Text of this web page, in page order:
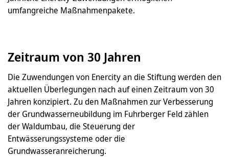
umfangreiche Maßnahmenpakete.
Zeitraum von 30 Jahren
Die Zuwendungen von Enercity an die Stiftung werden den
aktuellen Überlegungen nach auf einen Zeitraum von 30
Jahren konzipiert. Zu den Maßnahmen zur Verbesserung
der Grundwasserneubildung im Fuhrberger Feld zählen
der Waldumbau, die Steuerung der
Entwässerungssysteme oder die
Grundwasseranreicherung.